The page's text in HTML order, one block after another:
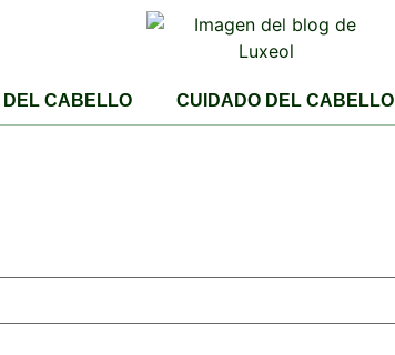
DEL CABELLO CUIDADO DEL CABELLO